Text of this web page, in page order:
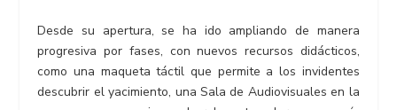
Desde su apertura, se ha ido ampliando de manera
progresiva por fases, con nuevos recursos didácticos,
como una maqueta táctil que permite a los invidentes
descubrir el yacimiento, una Sala de Audiovisuales en la